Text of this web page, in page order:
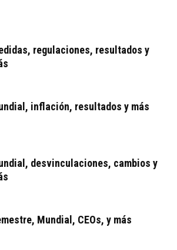
regulaciones, resultados y
inflación, resultados y más
desvinculaciones, cambios y
Mundial, CEOs, y más